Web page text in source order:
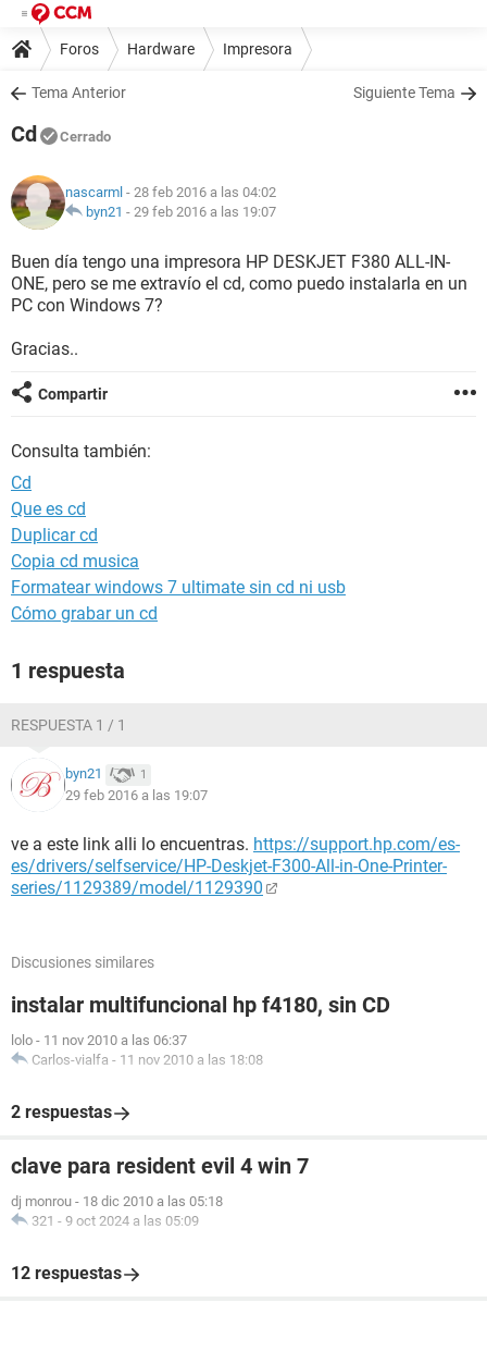
Foros Hardware Impresora
Tema Anterior Siguiente Tema
Cd Cerrado
nascarml - 28 feb 2016 a las 04:02
byn21 - 29 feb 2016 a las 19:07
Buen día tengo una impresora HP DESKJET F380 ALL-IN-
ONE, pero se me extravío el cd, como puedo instalarla en un
PC con Windows 7?
Gracias..
Compartir
Consulta también:
Cd
Que es cd
Duplicar cd
Copia cd musica
Formatear windows 7 ultimate sin cd ni usb
Cómo grabar un cd
1 respuesta
RESPUESTA 1 / 1
byn21 1
29 feb 2016 a las 19:07
ve a este link alli lo encuentras. https://support.hp.com/es-
es/drivers/selfservice/HP-Deskjet-F300-All-in-One-Printer-
series/1129389/model/1129390
Discusiones similares
instalar multifuncional hp f4180, sin CD
lolo - 11 nov 2010 a las 06:37
Carlos-vialfa - 11 nov 2010 a las 18:08
2 respuestas
clave para resident evil 4 win 7
dj monrou - 18 dic 2010 a las 05:18
321 - 9 oct 2024 a las 05:09
12 respuestas